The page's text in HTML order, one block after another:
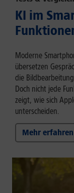
KI im
Moderne
übersetzen
die
Doch nicht jede
zeigt, wie sich
unterscheiden.
Mehr erfahren